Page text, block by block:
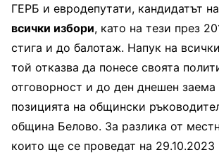
ГЕРБ и евродепутати, кандидатът на
всички избори, като на тези през
стига и до балотаж. Напук на
той отказва да понесе своята
отговорност и до ден днешен заема
позицията на общински
община Белово. За разлика от
които ще се проведат на